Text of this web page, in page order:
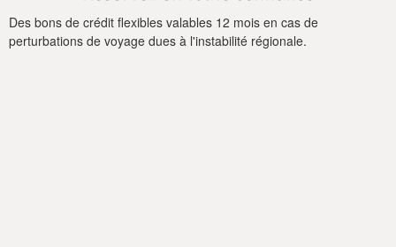
Des bons de crédit flexibles valables 12 mois en cas de
perturbations de voyage dues à l'instabilité régionale.